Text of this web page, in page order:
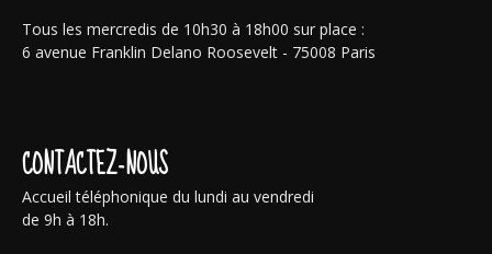
Tous les mercredis de 10h30 à 18h00 sur place :
6 avenue Franklin Delano Roosevelt - 75008 Paris
CONTACTEZ-NOUS
Accueil téléphonique du lundi au vendredi
de 9h à 18h.